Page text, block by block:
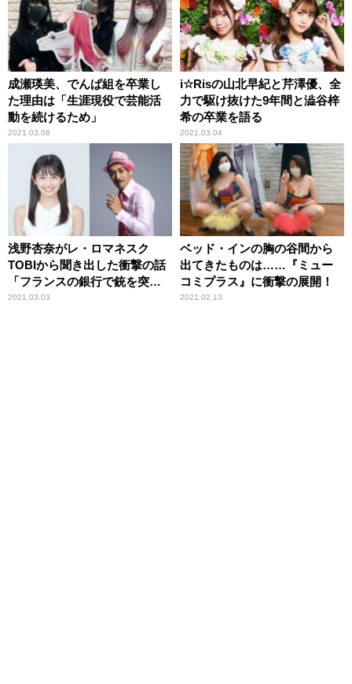
成瀬瑛美、でんぱ組を卒業し
た理由は「生涯現役で芸能活
動を続けるため」
2021.03.08
i☆Risの山北早紀と芹澤優、全
力で駆け抜けた9年間と澁谷梓
希の卒業を語る
2021.03.04
浅野杏奈がレ・ロマネスク
TOBIから聞き出した衝撃の話
「フランスの銀行で銃を突き
つけられて……」
2021.03.03
ベッド・インの胸の谷間から
出てきたものは……『ミュー
コミプラス』に衝撃の展開！
2021.02.13